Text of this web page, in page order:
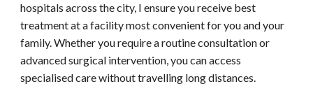
hospitals across the city, I ensure you receive best
treatment at a facility most convenient for you and your
family. Whether you require a routine consultation or
advancedsurgical intervention, you can access
specialised care without travelling long distances.